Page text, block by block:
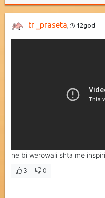
tri_praseta, 12god
ne bi werowali shta me
3 0